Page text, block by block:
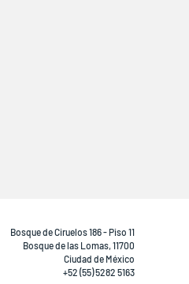
Bosque de Ciruelos 186 - Piso 11
Bosque de las Lomas, 11700
Ciudad de México
+52 (55) 5282 5163